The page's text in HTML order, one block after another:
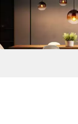
in 2-3 Werktagen bei dir